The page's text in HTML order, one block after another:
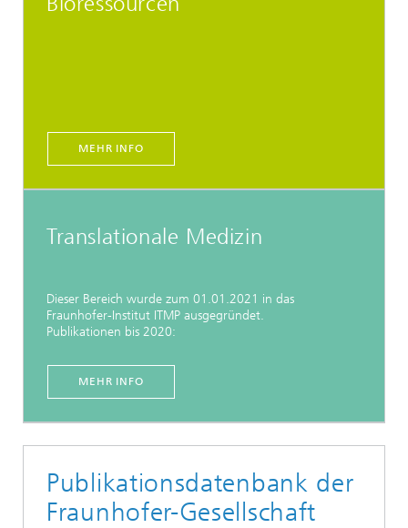
MEHR INFO
Translationale Medizin
Dieser Bereich wurde zum 01.01.2021 in das
Fraunhofer-Institut ITMP ausgegründet.
Publikationen bis 2020:
MEHR INFO
Publikationsdatenbank der
Fraunhofer-Gesellschaft